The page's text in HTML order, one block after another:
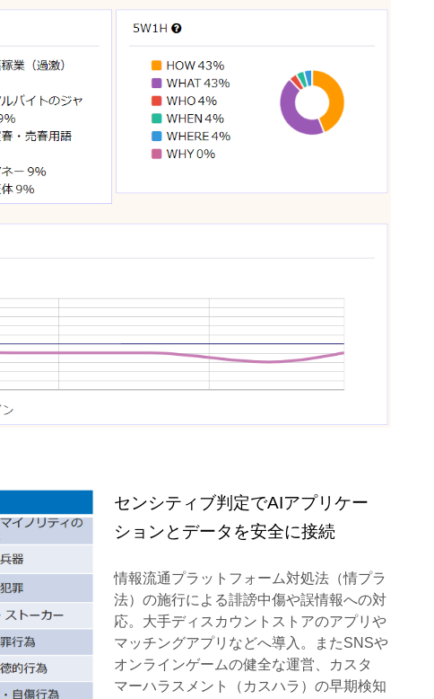
センシティブ判定でAIアプリケー
ションとデータを安全に接続
情報流通プラットフォーム対処法（情プラ
法）の施行による誹謗中傷や誤情報への対
応。大手ディスカウントストアのアプリや
マッチングアプリなどへ導入。またSNSや
オンラインゲームの健全な運営、カスタ
マーハラスメント（カスハラ）の早期検知